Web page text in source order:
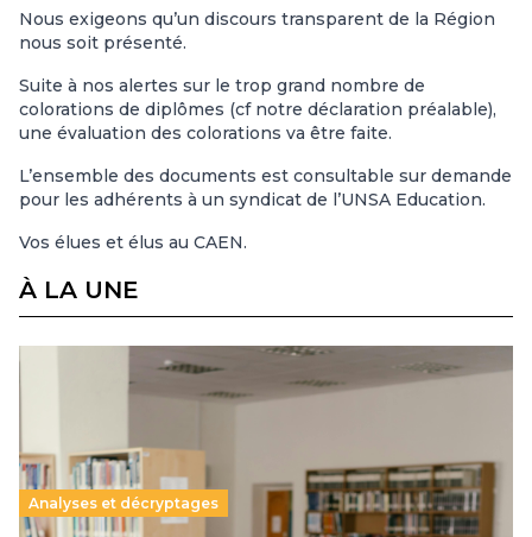
Nous exigeons qu’un discours transparent de la Région
nous soit présenté.
Suite à nos alertes sur le trop grand nombre de
colorations de diplômes (cf notre déclaration préalable),
une évaluation des colorations va être faite.
L’ensemble des documents est consultable sur demande
pour les adhérents à un syndicat de l’UNSA Education.
Vos élues et élus au CAEN.
À LA UNE
Analyses et décryptages